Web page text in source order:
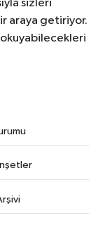
sizleri
araya getiriyor.
okuyabilecekleri